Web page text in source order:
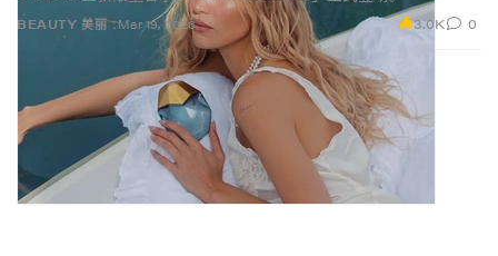
BEAUTY 美丽 Mar 19, 2026 3.0K 0